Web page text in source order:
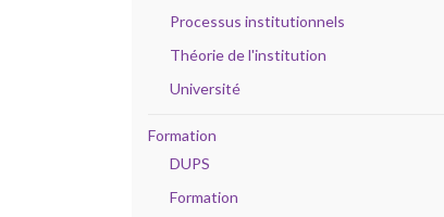
Processus institutionnels
Théorie de l'institution
Université
Formation
DUPS
Formation